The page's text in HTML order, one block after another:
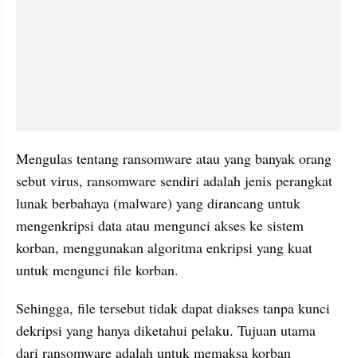
Mengulas tentang ransomware atau yang banyak orang
sebut virus, ransomware sendiri adalah jenis perangkat
lunak berbahaya (malware) yang dirancang untuk
mengenkripsi data atau mengunci akses ke sistem
korban, menggunakan algoritma enkripsi yang kuat
untuk mengunci file korban.
Sehingga, file tersebut tidak dapat diakses tanpa kunci
dekripsi yang hanya diketahui pelaku. Tujuan utama
dari ransomware adalah untuk memaksa korban